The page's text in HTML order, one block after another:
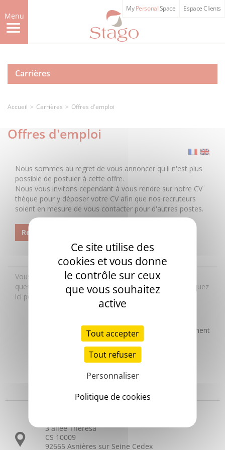
to
main
content
Menu
MyPersonalSpace Espace Clients
Carrières
Accueil Carrières Offres d'emploi
Offres d'emploi
Headquarters
3 allée Thérésa
CS 10009
92665 Asnières sur Seine Cedex
Ce site utilise des
cookies et vous donne
le contrôle sur ceux
que vous souhaitez
active
Tout accepter
Tout refuser
Personnaliser
Politique de cookies